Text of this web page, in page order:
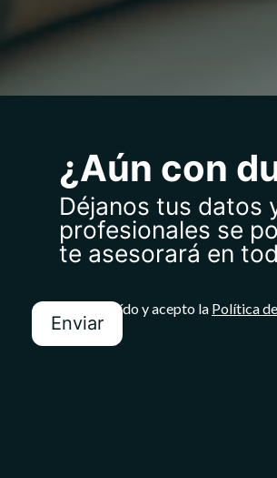
¿Aún con
Déjanos tus datos
profesionales se
te asesorará en
He leído y acepto la Política
Enviar